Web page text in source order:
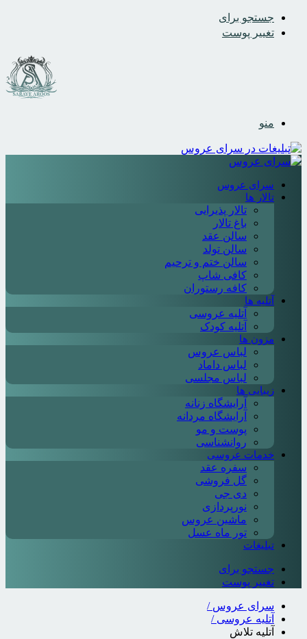
جستجو برای
تغییر پوست
منو
سرای عروس
تالار ها
تالار پذیرایی
باغ تالار
سالن عقد
سالن تولد
سالن ختم و ترحیم
کافی شاپ
کافه رستوران
آتلیه ها
آتلیه عروسی
آتلیه کودک
مزون ها
لباس عروس
لباس داماد
لباس مجلسی
زیبایی ها
آرایشگاه زنانه
آرایشگاه مردانه
پوست و مو
روانشناسی
خدمات عروسی
سفره عقد
گل فروشی
دی جی
نورپردازی
ماشین عروس
تور ماه عسل
تبلیغات
جستجو برای
تغییر پوست
سرای عروس /
آتلیه عروسی /
آتلیه تلاش